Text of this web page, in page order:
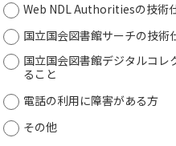
Web NDL Authoritiesの技術
国立国会図書館サーチの技術
国立国会図書館デジタルコ
ること
電話の利用に障害がある方
その他